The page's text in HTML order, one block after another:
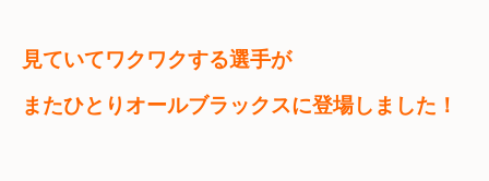
見ていてワクワクする選手が
またひとりオールブラックスに登場しました！